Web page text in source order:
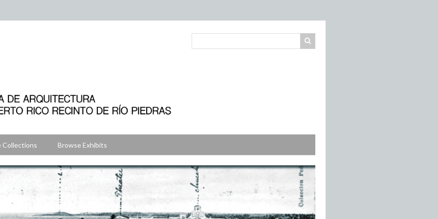
Collections Browse Exhibits